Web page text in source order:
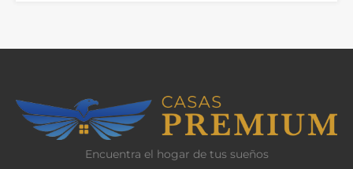
Encuentra el hogar de tus sueños